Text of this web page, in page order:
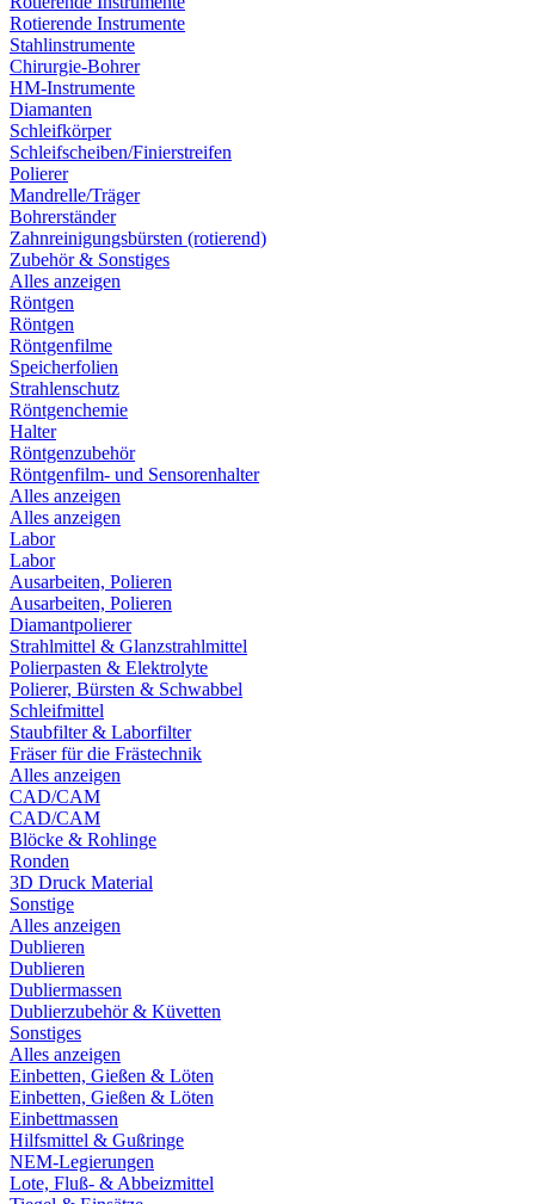
Rotierende Instrumente
Stahlinstrumente
Chirurgie-Bohrer
HM-Instrumente
Diamanten
Schleifkörper
Schleifscheiben/Finierstreifen
Polierer
Mandrelle/Träger
Bohrerständer
Zahnreinigungsbürsten (rotierend)
Zubehör & Sonstiges
Alles anzeigen
Röntgen
Röntgen
Röntgenfilme
Speicherfolien
Strahlenschutz
Röntgenchemie
Halter
Röntgenzubehör
Röntgenfilm- und Sensorenhalter
Alles anzeigen
Alles anzeigen
Labor
Labor
Ausarbeiten, Polieren
Ausarbeiten, Polieren
Diamantpolierer
Strahlmittel & Glanzstrahlmittel
Polierpasten & Elektrolyte
Polierer, Bürsten & Schwabbel
Schleifmittel
Staubfilter & Laborfilter
Fräser für die Frästechnik
Alles anzeigen
CAD/CAM
CAD/CAM
Blöcke & Rohlinge
Ronden
3D Druck Material
Sonstige
Alles anzeigen
Dublieren
Dublieren
Dubliermassen
Dublierzubehör & Küvetten
Sonstiges
Alles anzeigen
Einbetten, Gießen & Löten
Einbetten, Gießen & Löten
Einbettmassen
Hilfsmittel & Gußringe
NEM-Legierungen
Lote, Fluß- & Abbeizmittel